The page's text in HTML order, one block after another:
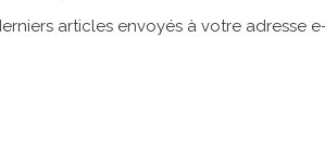
articles envoyés à votre adresse